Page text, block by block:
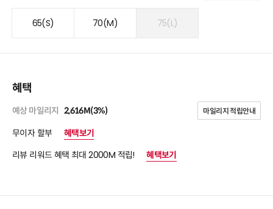
65(S) 70(M) 75(L)
혜택
예상 마일리지 2,616M(3%) 마일리지 적립안내
무이자 할부
혜택보기
리뷰 리워드 혜택 최대 2000M 적립!
혜택보기